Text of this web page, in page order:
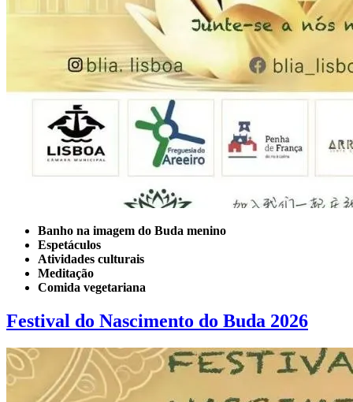
Banho na imagem do Buda menino
Espetáculos
Atividades culturais
Meditação
Comida vegetariana
Festival do Nascimento do Buda 2026